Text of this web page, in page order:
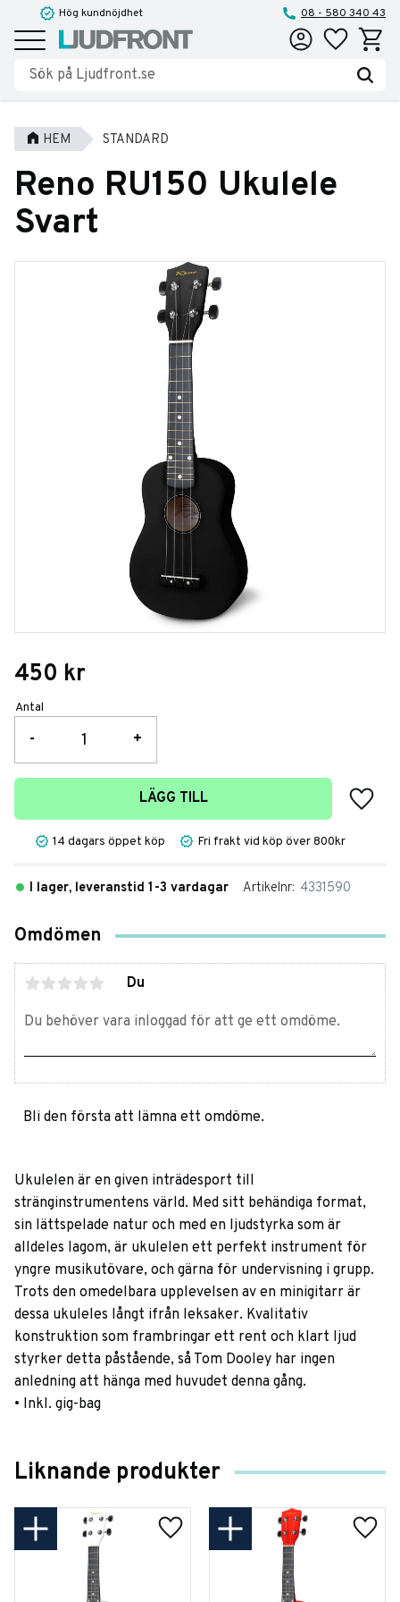
Meny
Hög kundnöjdhet 08 - 580 340 43
Favoriter
HEM STANDARD
Reno RU150 Ukulele
Svart
450 kr
Antal
+
-
LÄGG TILL
Lägg
14 dagars öppet köp Fri frakt vid köp över 800kr
I lager, leveranstid 1-3 vardagar Artikelnr 4331590
Omdömen
Du
Bli den första att lämna ett omdöme.
Ukulelen är en given inträdesport till
stränginstrumentens värld. Med sitt behändiga format,
sin lättspelade natur och med en ljudstyrka som är
alldeles lagom, är ukulelen ett perfekt instrument för
yngre musikutövare, och gärna för undervisning i grupp.
Trots den omedelbara upplevelsen av en minigitarr är
dessa ukuleles långt ifrån leksaker. Kvalitativ
konstruktion som frambringar ett rent och klart ljud
styrker detta påstående, så Tom Dooley har ingen
anledning att hänga med huvudet denna gång.
• Inkl. gig-bag
Liknande produkter